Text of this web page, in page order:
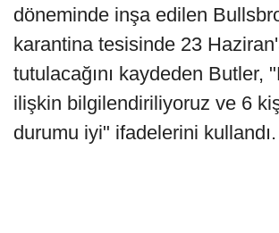
döneminde inşa edilen
karantina tesisinde 23
tutulacağını kaydeden Butler,
ilişkin bilgilendiriliyoruz ve 6
durumu iyi" ifadelerini kullandı.